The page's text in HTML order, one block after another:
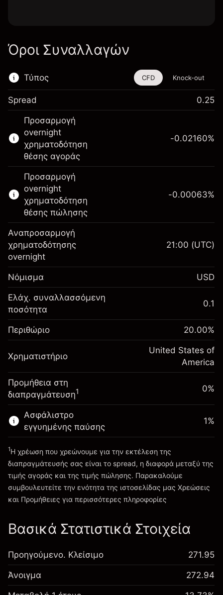
Όροι Συναλλαγών
Τύπος
Αυτό το χρηματοοικονομικό εργαλείο είναι
διαθέσιμο για διαπραγμάτευση μέσω CFDs
και Knock-outs.
Μάθετε περισσότερα σχετικά με:
CFDs
Knock-outs
CFD Knock-out
Spread 0.25
Προσαρμογή
overnight
χρηματοδότηση
θέσης αγοράς
Περιθώριο. Η επένδυσή
σας
$1,000.00
Αναπροσαρμογή
χρηματοδότησης κατά
τη διάρκεια της νύχτας
Χρεώσεις από την πλήρη αξία
της θέσης
-0.021596
Μέγεθος διαπραγμάτευσης με μόχλευση
~$5,000.00
Χρήματα από μόχλευση ~
$4,000.00
Πηγαίνετε στην πλατφόρμα
-0.02160%
Προσαρμογή
overnight
χρηματοδότηση
θέσης πώλησης
Περιθώριο. Η επένδυσή
σας
Αναπροσαρμογή
χρηματοδότησης κατά
τη διάρκεια της νύχτας
Χρεώσεις από την πλήρη αξία
της θέσης
-0.000626
%
(-$0.03)
Μέγεθος διαπραγμάτευσης με μόχλευση
~$5,000.00
Χρήματα από μόχλευση ~
-0.00063%
Αναπροσαρμογή
χρηματοδότησης
overnight
21:00 (UTC)
Νόμισμα USD
Ελάχ. συναλλασσόμενη
ποσότητα
0.1
Περιθώριο 20.00%
Χρηματιστήριο
United States of
America
Προμήθεια στη
διαπραγμάτευση1 0%
Ασφάλιστρο
εγγυημένης παύσης
Χρεώσεις και Τέλη
1%
1Η χρέωση που χρεώνουμε για την εκτέλεση της
διαπραγμάτευσής σας είναι το spread, η διαφορά μεταξύ της
τιμής αγοράς και της τιμής πώλησης. Παρακαλούμε
συμβουλευτείτε την ενότητα της ιστοσελίδας μας Χρεώσεις
και Προμήθειες για περισσότερες πληροφορίες
Βασικά Στατιστικά Στοιχεία
Προηγούμενο. Κλείσιμο 271.95
Άνοιγμα 272.94